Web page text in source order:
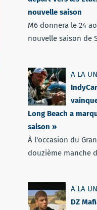
nouvelle saison
M6 donnera le 24
nouvelle saison de
A LA
Long Beach a
saison »
À l'occasion du
douzième manche
A LA
DZ